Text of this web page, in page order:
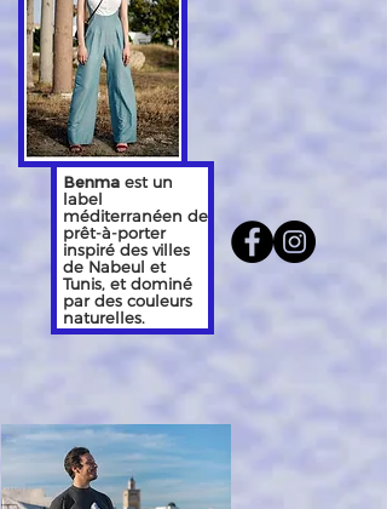
Benma est un
label
méditerranéen de
prêt-à-porter
inspiré des villes
de Nabeul et
Tunis, et dominé
par des couleurs
naturelles.